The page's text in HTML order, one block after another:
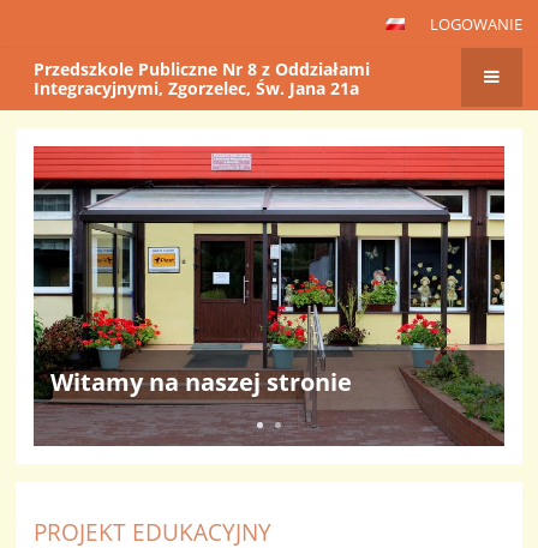
LOGOWANIE
Przedszkole Publiczne Nr 8 z Oddziałami
Integracyjnymi, Zgorzelec, Św. Jana 21a
Strona
główna
PROJEKT EDUKACYJNY